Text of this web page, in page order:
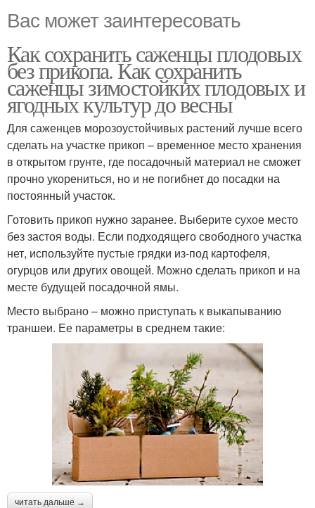
Вас может заинтересовать
Как сохранить саженцы плодовых
без прикопа. Как сохранить
саженцы зимостойких плодовых и
ягодных культур до весны
Для саженцев морозоустойчивых растений лучше всего
сделать на участке прикоп – временное место хранения
в открытом грунте, где посадочный материал не сможет
прочно укорениться, но и не погибнет до посадки на
постоянный участок.
Готовить прикоп нужно заранее. Выберите сухое место
без застоя воды. Если подходящего свободного участка
нет, используйте пустые грядки из-под картофеля,
огурцов или других овощей. Можно сделать прикоп и на
месте будущей посадочной ямы.
Место выбрано – можно приступать к выкапыванию
траншеи. Ее параметры в среднем такие:
читать дальше →